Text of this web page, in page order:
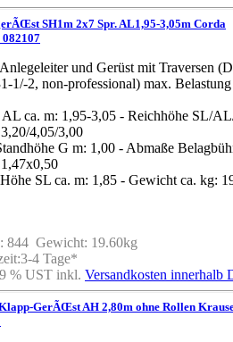
SH1m 2x7 Spr. AL1,95-3,05m Corda
und Gerüst mit Traversen
1/-2, non-professional) max. Belastung
AL ca. m: 1,95-3,05 - Reichhöhe SL/
4,05/3,00
G m: 1,00 - Abmaße
SL ca. m: 1,85 - Gewicht ca. kg:
844 Gewicht: 19.60kg
4 Tage*
% UST inkl. Versandkosten innerhalb
GerÃŒst AH 2,80m ohne Rollen